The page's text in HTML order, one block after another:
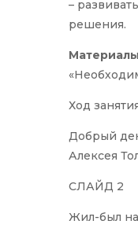
–
решения.
Ход
Добрый
Алексея
СЛАЙД 2
Жил-был на